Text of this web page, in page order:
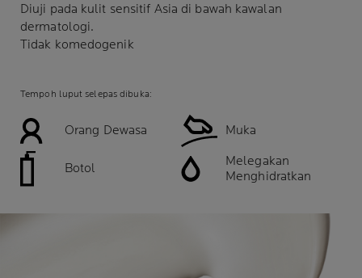
Diuji pada kulit sensitif Asia di bawah kawalan
dermatologi.
Tidak komedogenik
Tempoh luput selepas dibuka:
Orang Dewasa Muka
Botol
Melegakan
Menghidratkan